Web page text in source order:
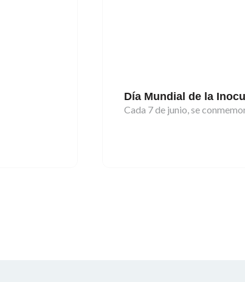
Día Mundial de la
Cada 7 de junio, se